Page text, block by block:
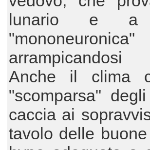
lunario e a
Anche il clima
"scomparsa"
caccia ai
tavolo delle